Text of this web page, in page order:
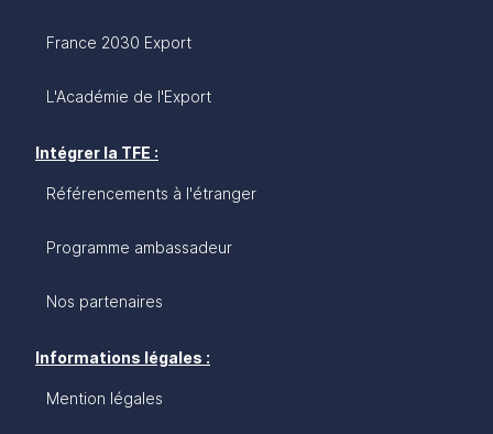
France 2030 Export
L'Académie de l'Export
Intégrer la TFE :
Référencements à l'étranger
Programme ambassadeur
Nos partenaires
Informations légales :
Mention légales